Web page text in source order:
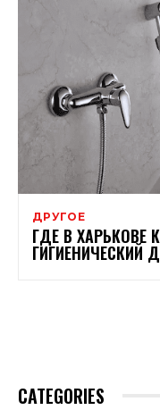
ДРУГОЕ
ГДЕ В ХАРЬКОВЕ
ГИГИЕНИЧЕСКИЙ
CATEGORIES